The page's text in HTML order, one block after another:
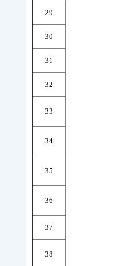
29
30
31
32
33
34
35
36
37
38